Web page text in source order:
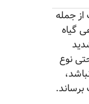
جمله
گیاه
نوع